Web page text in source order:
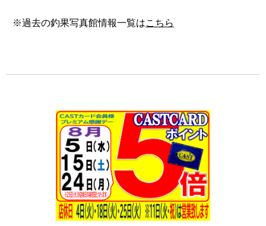
※過去の釣果写真館情報一覧はこちら